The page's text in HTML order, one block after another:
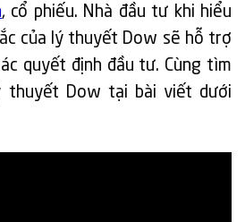
, cổ phiếu. Nhà đầu tư khi hiểu
của lý thuyết Dow sẽ hỗ trợ
quyết định đầu tư. Cùng tìm
thuyết Dow tại bài viết dưới